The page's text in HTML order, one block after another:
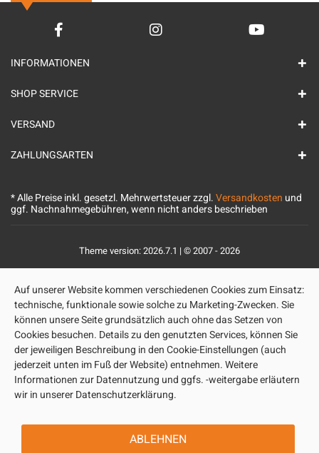
INFORMATIONEN
SHOP SERVICE
VERSAND
ZAHLUNGSARTEN
* Alle Preise inkl. gesetzl. Mehrwertsteuer zzgl.Versandkosten und
ggf. Nachnahmegebühren, wenn nicht anders beschrieben
Theme version: 2026.7.1 | © 2007 - 2026
Auf unserer Website kommen verschiedenen Cookies zum Einsatz:
technische, funktionale sowie solche zu Marketing-Zwecken. Sie
können unsere Seite grundsätzlich auch ohne das Setzen von
Cookies besuchen. Details zu den genutzten Services, können Sie
der jeweiligen Beschreibung in den Cookie-Einstellungen (auch
jederzeit unten im Fuß der Website) entnehmen. Weitere
Informationen zur Datennutzung und ggfs. -weitergabe erläutern
wir in unserer Datenschutzerklärung.
ABLEHNEN